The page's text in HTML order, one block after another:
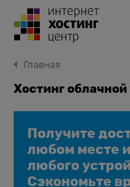
Главная
Хостинг облачной
Получите
любом месте
любого
Сэкономьте